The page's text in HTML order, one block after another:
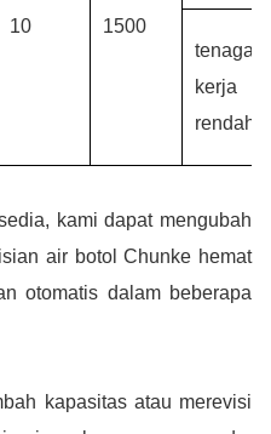
10
1500
tenaga
kerja
rendah
kami dapat mengubah
air botol Chunke hemat
otomatis dalam beberapa
kapasitas atau merevisi